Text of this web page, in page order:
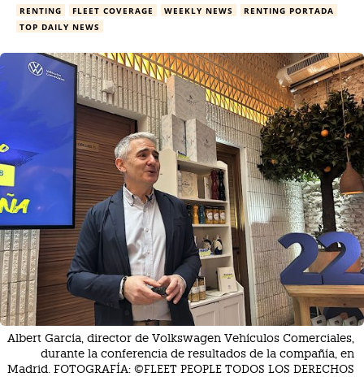
RENTING FLEET COVERAGE WEEKLY NEWS
RENTING PORTADA
TOP DAILY NEWS
Albert García, director de Volkswagen Vehículos Comerciales,
durante la conferencia de resultados de la compañía, en
Madrid. FOTOGRAFÍA: ©FLEET PEOPLE TODOS LOS DERECHOS